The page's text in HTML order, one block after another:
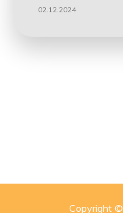
02.12.2024
Copyright ©